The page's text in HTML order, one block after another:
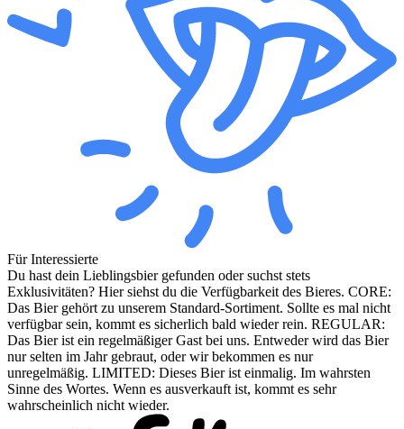
Für Interessierte
Du hast dein Lieblingsbier gefunden oder suchst stets
Exklusivitäten? Hier siehst du die Verfügbarkeit des Bieres. CORE:
Das Bier gehört zu unserem Standard-Sortiment. Sollte es mal nicht
verfügbar sein, kommt es sicherlich bald wieder rein. REGULAR:
Das Bier ist ein regelmäßiger Gast bei uns. Entweder wird das Bier
nur selten im Jahr gebraut, oder wir bekommen es nur
unregelmäßig. LIMITED: Dieses Bier ist einmalig. Im wahrsten
Sinne des Wortes. Wenn es ausverkauft ist, kommt es sehr
wahrscheinlich nicht wieder.